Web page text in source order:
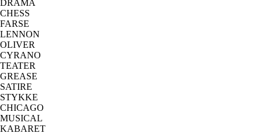
DRAMA
CHESS
FARSE
LENNON
OLIVER
CYRANO
TEATER
GREASE
SATIRE
STYKKE
CHICAGO
MUSICAL
KABARET